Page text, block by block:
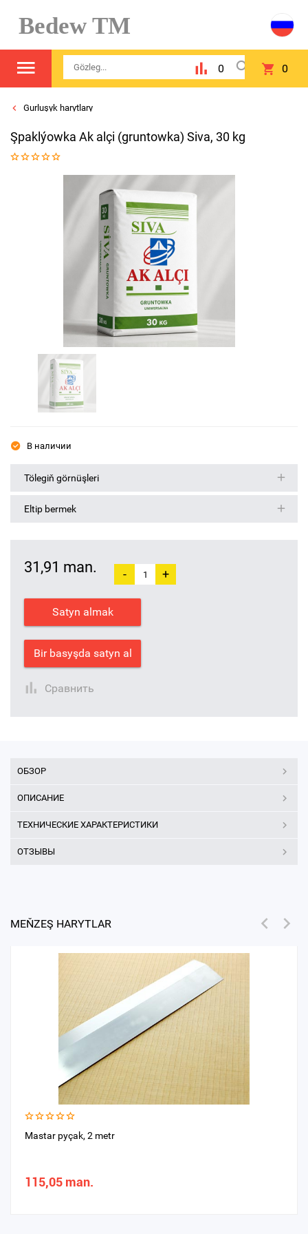
Bedew TM
0 0
Gurluşyk harytlary
Şpaklýowka Ak alçi (gruntowka) Siva, 30 kg
В наличии
Tölegiň görnüşleri
Eltip bermek
31,91 man. - +
Satyn almak
Bir basyşda satyn al
Сравнить
ОБЗОР
ОПИСАНИЕ
ТЕХНИЧЕСКИЕ ХАРАКТЕРИСТИКИ
ОТЗЫВЫ
MEŇZEŞ HARYTLAR
Mastar pyçak, 2 metr
115,05 man.